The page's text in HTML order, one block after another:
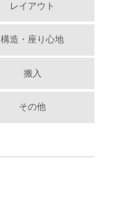
レイアウト
構造・座り心地
搬入
その他